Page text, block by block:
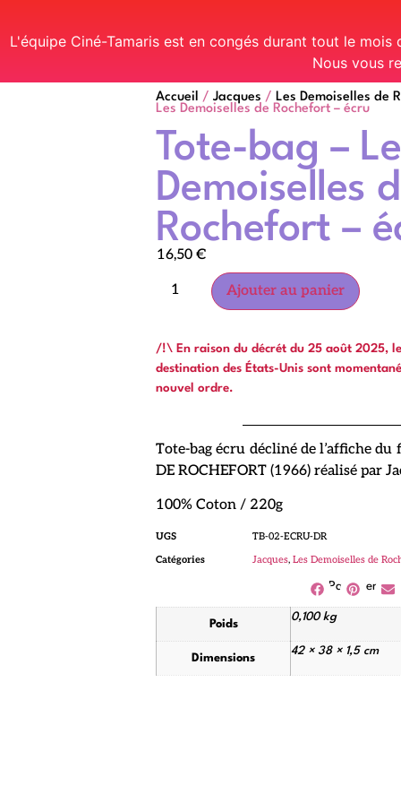
L'équipe Ciné-Tamaris est en congés durant tout le
Nous vous
Accueil / Jacques / Les Demoiselles de
Les Demoiselles de Rochefort – écru
Tote-bag –
Demoiselles
Rochefort –
16,50 €
Ajouter au panier
/!\ En raison du décrét du 25 août 2025,
destination des États-Unis sont
nouvel ordre.
Tote-bag écru décliné de l’affiche du
DE ROCHEFORT (1966) réalisé par
100% Coton / 220g
UGS
TB-02-ECRU-DR
Catégories
Jacques, Les Demoiselles de
Partager
Poids
0,100 kg
Dimensions
42 × 38 × 1,5 cm